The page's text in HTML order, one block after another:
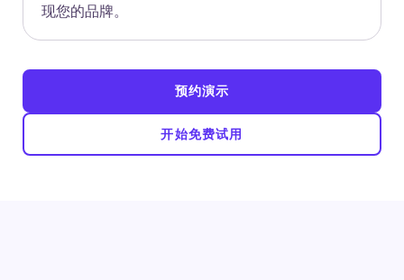
现您的品牌。
预约演示
开始免费试用